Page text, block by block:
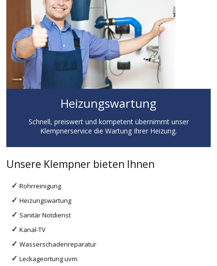
Heizungswartung
Schnell, preiswert und kompetent übernimmt unser
Klempnerservice die Wartung Ihrer Heizung.
Unsere Klempner bieten Ihnen
Rohrreinigung
Heizungswartung
Sanitär Notdienst
Kanal-TV
Wasserschadenreparatur
Leckageortung uvm.